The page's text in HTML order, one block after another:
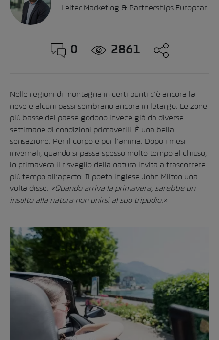
Leiter Marketing & Partnerships Europcar
0 2861
Nelle regioni di montagna in certi punti c’è ancora la
neve e alcuni passi sembrano ancora in letargo. Le zone
più basse del paese godono invece già da diverse
settimane di condizioni primaverili. È una bella
sensazione. Per il corpo e per l’anima. Dopo i mesi
invernali, quando si passa spesso molto tempo al chiuso,
in primavera il risveglio della natura invita a trascorrere
più tempo all’aperto. Il poeta inglese John Milton una
volta disse: «Quando arriva la primavera, sarebbe un
insulto alla natura non unirsi al suo tripudio.»